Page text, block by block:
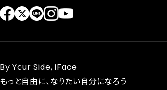
By Your Side, iFace
もっと自由に、なりたい自分になろう